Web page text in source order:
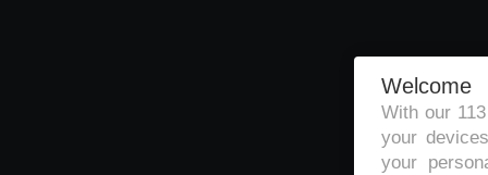
Welcome
With our
your
your